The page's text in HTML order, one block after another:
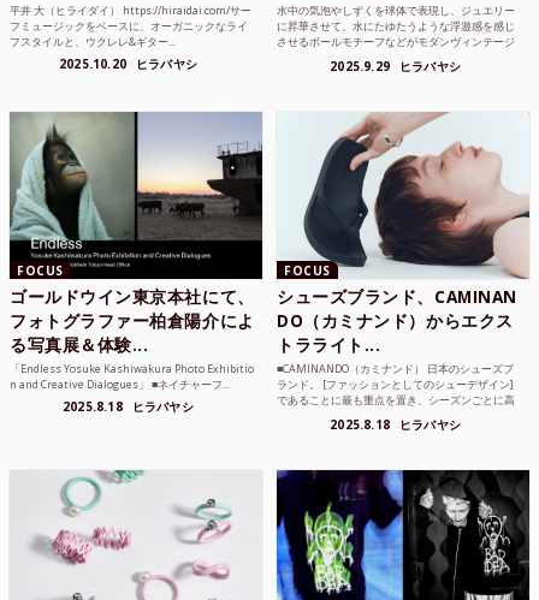
平井 大（ヒライダイ） https://hiraidai.com/サー
フミュージックをベースに、オーガニックなライ
フスタイルと、ウクレレ&ギター...
2025.10.20 ヒラバヤシ
水中の気泡やしずくを球体で表現し、ジュエリー
に昇華させて、水にたゆたうような浮遊感を感じ
させるボールモチーフなどがモダンヴィンテージ
2025.9.29 ヒラバヤシ
FOCUS
ゴールドウイン東京本社にて、
フォトグラファー柏倉陽介によ
る写真展＆体験...
「Endless Yosuke Kashiwakura Photo Exhibitio
n and Creative Dialogues」 ■ネイチャーフ...
2025.8.18 ヒラバヤシ
FOCUS
シューズブランド、CAMINAN
DO（カミナンド）からエクス
トラライト...
■CAMINANDO（カミナンド） 日本のシューズブ
ランド。 [ファッションとしてのシューデザイン]
であることに最も重点を置き、シーズンごとに高
2025.8.18 ヒラバヤシ